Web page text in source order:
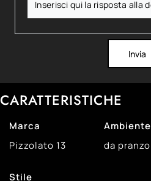
Invia
CARATTERISTICHE
Marca
Pizzolato 13
Ambiente
da pranzo
Stile